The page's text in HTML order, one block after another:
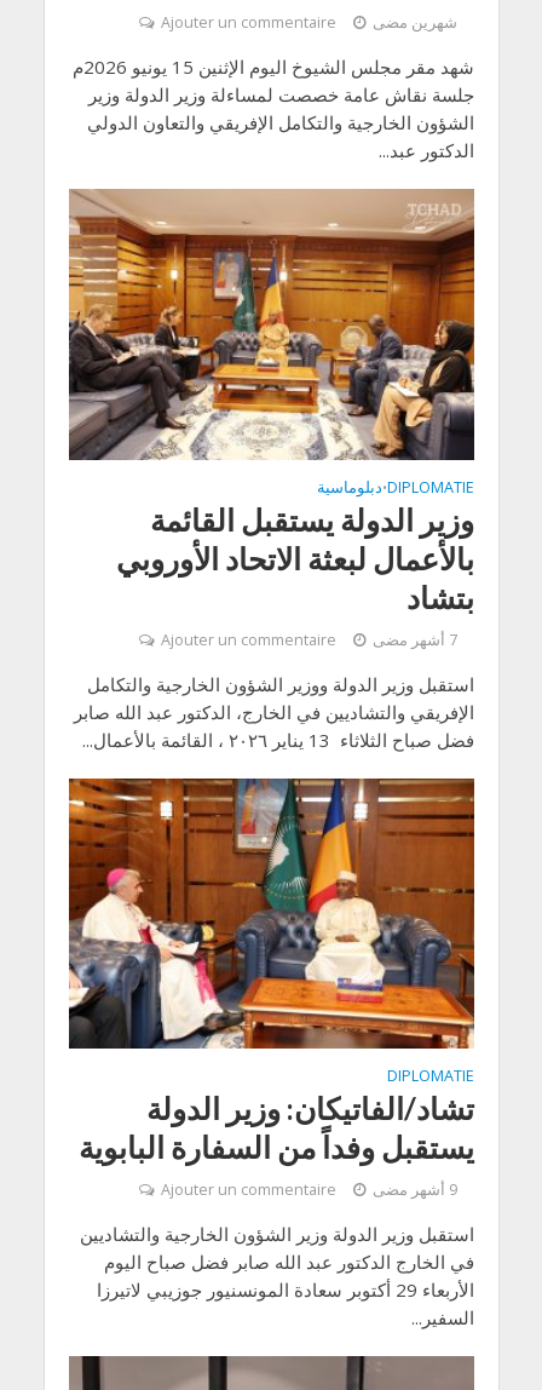
شهرين مضى Ajouter un commentaire
شهد مقر مجلس الشيوخ اليوم الإثنين 15 يونيو 2026م
جلسة نقاش عامة خصصت لمساءلة وزير الدولة وزير
الشؤون الخارجية والتكامل الإفريقي والتعاون الدولي
الدكتور عبد...
DIPLOMATIE
•دبلوماسية
وزير الدولة يستقبل القائمة
بالأعمال لبعثة الاتحاد الأوروبي
بتشاد
7 أشهر مضى Ajouter un commentaire
استقبل وزير الدولة ووزير الشؤون الخارجية والتكامل
الإفريقي والتشاديين في الخارج، الدكتور عبد الله صابر
فضل صباح الثلاثاء 13 يناير ٢٠٢٦ ، القائمة بالأعمال...
DIPLOMATIE
تشاد/الفاتيكان: وزير الدولة
يستقبل وفداً من السفارة البابوية
9 أشهر مضى Ajouter un commentaire
استقبل وزير الدولة وزير الشؤون الخارجية والتشاديين
في الخارج الدكتور عبد الله صابر فضل صباح اليوم
الأربعاء 29 أكتوبر سعادة المونسنيور جوزيبي لاتيرزا
السفير...